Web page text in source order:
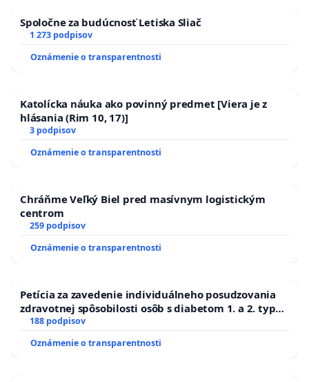
Spoločne za budúcnosť Letiska Sliač
1 273 podpisov
Oznámenie o transparentnosti
Katolícka náuka ako povinný predmet [Viera je z
hlásania (Rim 10, 17)]
3 podpisov
Oznámenie o transparentnosti
Chráňme Veľký Biel pred masívnym logistickým
centrom
259 podpisov
Oznámenie o transparentnosti
Petícia za zavedenie individuálneho posudzovania
zdravotnej spôsobilosti osôb s diabetom 1. a 2. typu
pri prijímaní do Policajného zboru SR
188 podpisov
Oznámenie o transparentnosti